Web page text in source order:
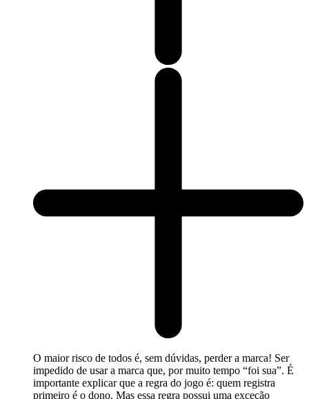
O maior risco de todos é, sem dúvidas, perder a marca! Ser
impedido de usar a marca que, por muito tempo “foi sua”. É
importante explicar que a regra do jogo é: quem registra
primeiro é o dono. Mas essa regra possui uma exceção